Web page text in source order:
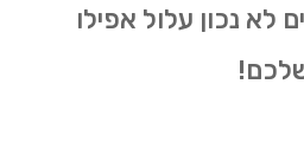
לא נכון עלול אפילו